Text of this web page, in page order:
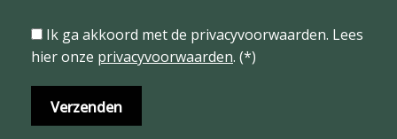
Ik ga akkoord met de privacyvoorwaarden. Lees
hier onze privacyvoorwaarden. (*)